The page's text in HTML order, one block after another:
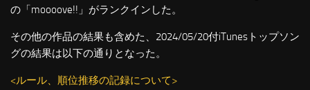
の「moooove!!」がランクインした。
その他の作品の結果も含めた、2024/05/20付iTunesトップソン
グの結果は以下の通りとなった。
<ルール、順位推移の記録について>